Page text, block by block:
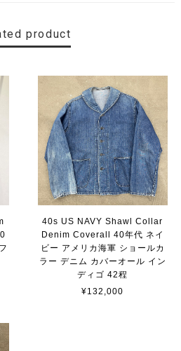
product
40s US NAVY Shawl Collar
Denim Coverall 40年代 ネイ
ビー アメリカ海軍 ショールカ
ラー デニム カバーオール イン
ディゴ 42程
¥132,000